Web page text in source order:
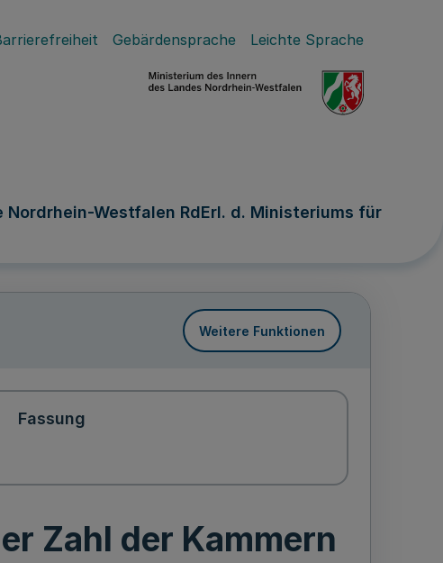
Gebärdensprache Leichte Sprache
Westfalen RdErl. d. Ministeriums für
Weitere Funktionen
Fassung
Zahl der Kammern